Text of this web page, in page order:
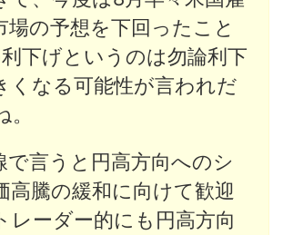
場の予想を下回ったこと
下げというのは勿論利下
くなる可能性が言われだ
で言うと円高方向へのシ
高騰の緩和に向けて歓迎
レーダー的にも円高方向